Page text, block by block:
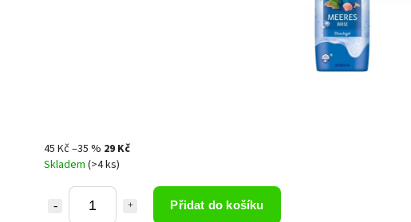
45 Kč–35 % 29 Kč
Skladem (>4 ks)
Přidat do košíku